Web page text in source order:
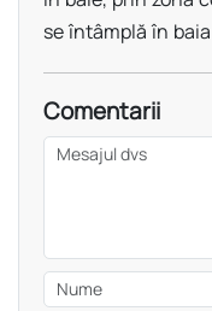
se întâmplă în
Comentarii